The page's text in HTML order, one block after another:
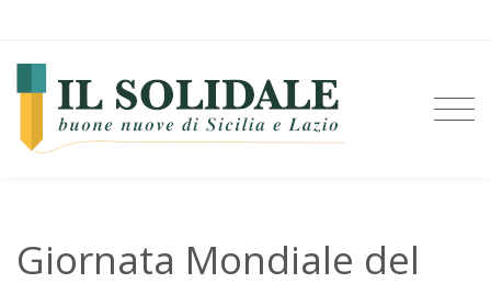
Giornata Mondiale del